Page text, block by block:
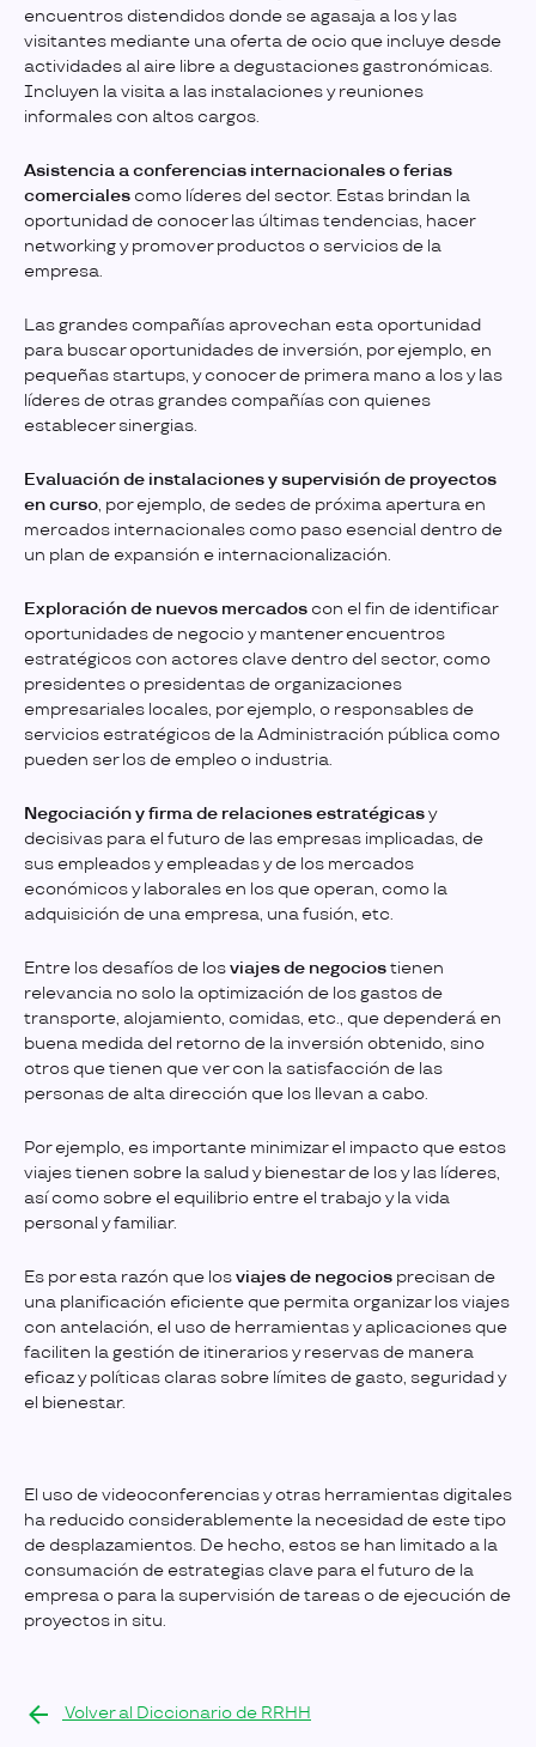
encuentros distendidos donde se agasaja a los y las
visitantes mediante una oferta de ocio que incluye desde
actividades al aire libre a degustaciones gastronómicas.
Incluyen la visita a las instalaciones y reuniones
informales con altos cargos.
Asistencia a conferencias internacionales o ferias
comerciales como líderes del sector. Estas brindan la
oportunidad de conocer las últimas tendencias, hacer
networking y promover productos o servicios de la
empresa.
Las grandes compañías aprovechan esta oportunidad
para buscar oportunidades de inversión, por ejemplo, en
pequeñas startups, y conocer de primera mano a los y las
líderes de otras grandes compañías con quienes
establecer sinergias.
Evaluación de instalaciones y supervisión de proyectos
en curso, por ejemplo, de sedes de próxima apertura en
mercados internacionales como paso esencial dentro de
un plan de expansión e internacionalización.
Exploración de nuevos mercados con el fin de identificar
oportunidades de negocio y mantener encuentros
estratégicos con actores clave dentro del sector, como
presidentes o presidentas de organizaciones
empresariales locales, por ejemplo, o responsables de
servicios estratégicos de la Administración pública como
pueden ser los de empleo o industria.
Negociación y firma de relaciones estratégicasy
decisivas para el futuro de las empresas implicadas, de
sus empleados y empleadas y de los mercados
económicos y laborales en los que operan, como la
adquisición de una empresa, una fusión, etc.
Entre los desafíos de losviajes de negociostienen
relevancia no solo la optimización de los gastos de
transporte, alojamiento, comidas, etc., que dependerá en
buena medida del retorno de la inversión obtenido, sino
otros que tienen que ver con la satisfacción de las
personas de alta dirección que los llevan a cabo.
Por ejemplo, es importante minimizar el impacto que estos
viajes tienen sobre la salud y bienestar de los y las líderes,
así como sobre el equilibrio entre el trabajo y la vida
personal y familiar.
Es por esta razón que losviajes de negocios precisan de
una planificación eficiente que permita organizar los viajes
con antelación, el uso de herramientas y aplicaciones que
faciliten la gestión de itinerarios y reservas de manera
eficaz y políticas claras sobre límites de gasto, seguridad y
el bienestar.
El uso de videoconferencias y otras herramientas digitales
ha reducido considerablemente la necesidad de este tipo
de desplazamientos. De hecho, estos se han limitado a la
consumación de estrategias clave para el futuro de la
empresa o para la supervisión de tareas o de ejecución de
proyectos in situ.
Volver al Diccionario de RRHH